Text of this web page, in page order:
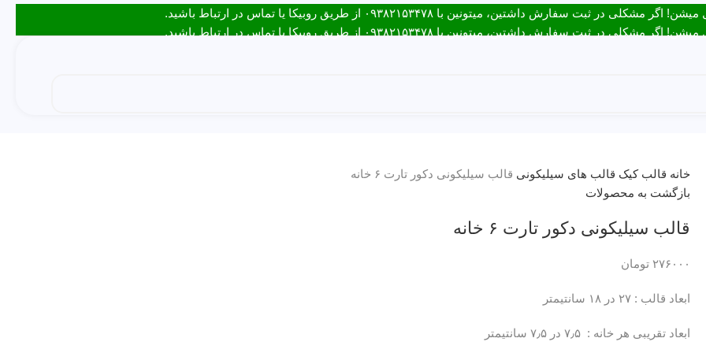
داشتین، میتونین با ۰۹۳۸۲۱۵۳۴۷۸ از طریق روبیکا یا تماس در ارتباط باشید.
داشتین، میتونین با ۰۹۳۸۲۱۵۳۴۷۸ از طریق روبیکا یا تماس در ارتباط باشید.
خانه قالب کیک قالب های سیلیکونی قالب سیلیکونی دکور تارت ۶ خانه
بازگشت به محصولات
قالب سیلیکونی دکور تارت ۶ خانه
۲۷۶۰۰۰ تومان
ابعاد قالب : ۲۷ در ۱۸ سانتیمتر
ابعاد تقریبی هر خانه : ۷٫۵ در ۷٫۵ سانتیمتر